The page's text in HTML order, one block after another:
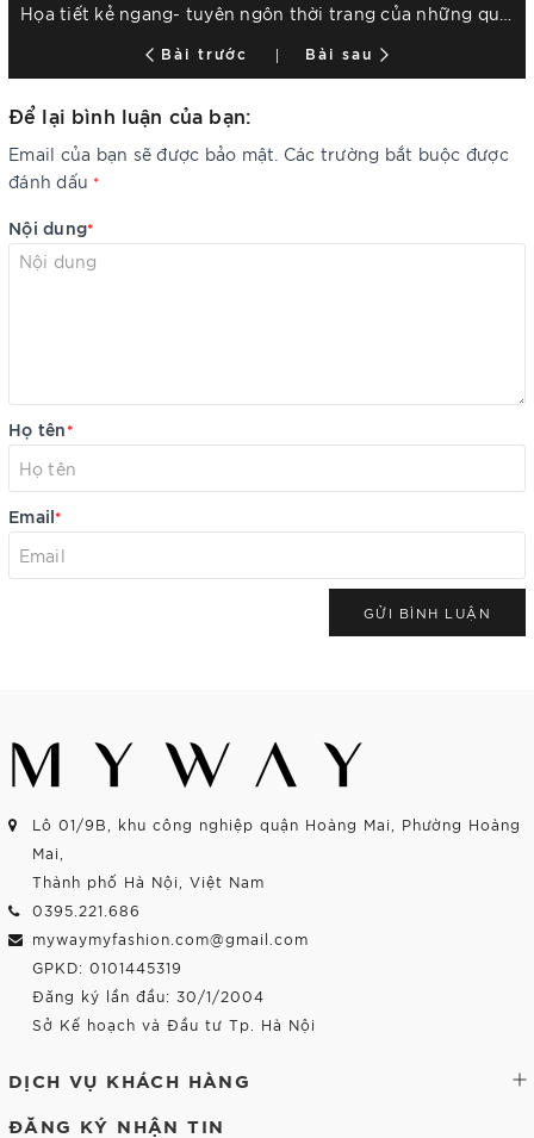
Bài trước Bài sau
Để lại bình luận của bạn:
Email của bạn sẽ được bảo mật. Các trường bắt buộc được
đánh dấu *
Nội dung*
Họ tên*
Email*
GỬI BÌNH LUẬN
Lô 01/9B, khu công nghiệp quận Hoàng Mai, Phường Hoàng
Mai,
Thành phố Hà Nội, Việt Nam
0395.221.686
mywaymyfashion.com@gmail.com
GPKD: 0101445319
Đăng ký lần đầu: 30/1/2004
Sở Kế hoạch và Đầu tư Tp. Hà Nội
DỊCH VỤ KHÁCH HÀNG
ĐĂNG KÝ NHẬN TIN